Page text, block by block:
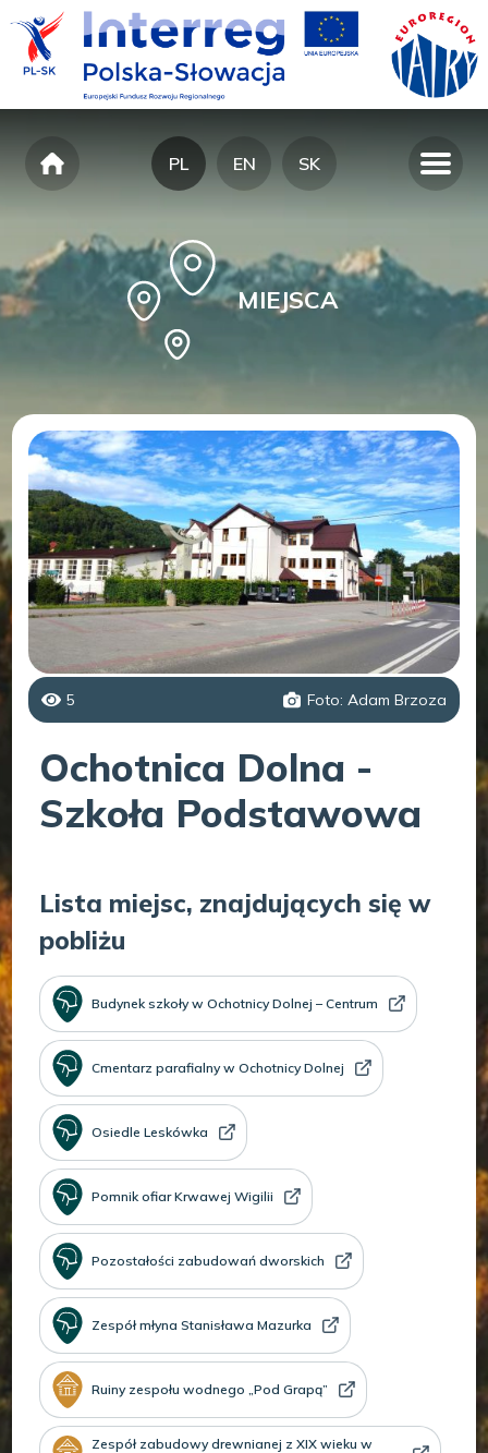
PL EN SK
MIEJSCA
5 Foto: Adam Brzoza
Ochotnica Dolna -
Szkoła Podstawowa
Lista miejsc, znajdujących się w
pobliżu
Budynek szkoły w Ochotnicy Dolnej – Centrum
Cmentarz parafialny w Ochotnicy Dolnej
Osiedle Leskówka
Pomnik ofiar Krwawej Wigilii
Pozostałości zabudowań dworskich
Zespół młyna Stanisława Mazurka
Ruiny zespołu wodnego „Pod Grapą”
Zespół zabudowy drewnianej z XIX wieku w